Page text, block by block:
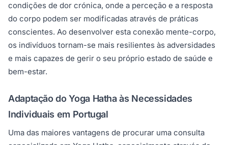
condições de dor crónica, onde a perceção e a resposta
do corpo podem ser modificadas através de práticas
conscientes. Ao desenvolver esta conexão mente-corpo,
os indivíduos tornam-se mais resilientes às adversidades
e mais capazes de gerir o seu próprio estado de saúde e
bem-estar.
Adaptação do Yoga Hatha às Necessidades
Individuais em Portugal
Uma das maiores vantagens de procurar uma consulta